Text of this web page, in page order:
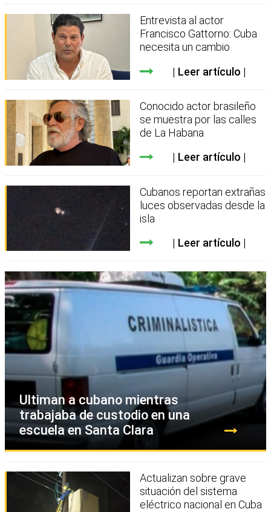
Entrevista al actor
Francisco Gattorno: Cuba
necesita un cambio
Leer artículo
Conocido actor brasileño
se muestra por las calles
de La Habana
Leer artículo
Cubanos reportan extrañas
luces observadas desde la
isla
Leer artículo
Ultiman a cubano mientras
trabajaba de custodio en una
escuela en Santa Clara
Actualizan sobre grave
situación del sistema
eléctrico nacional en Cuba